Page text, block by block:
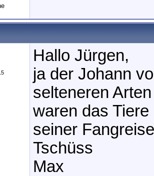
Hallo Jürgen,
ja der Johann
selteneren
waren das
seiner
Tschüss
Max